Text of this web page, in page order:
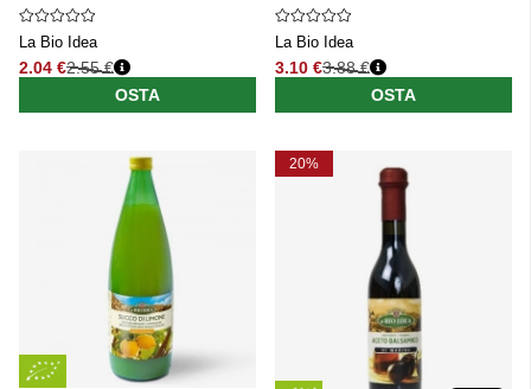
La Bio Idea
2.04 €
Normaali hinta
2.55 €
OSTA
La Bio Idea
3.10 €
Normaali hinta
3.88 €
OSTA
20%